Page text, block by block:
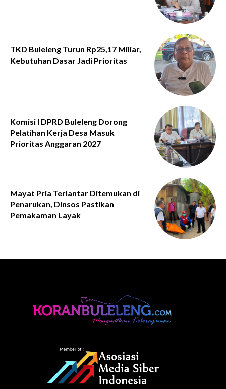
TKD Buleleng Turun Rp25,17 Miliar,
Kebutuhan Dasar Jadi Prioritas
Komisi I DPRD Buleleng Dorong
Pelatihan Kerja Desa Masuk
Prioritas Anggaran 2027
Mayat Pria Terlantar Ditemukan di
Penarukan, Dinsos Pastikan
Pemakaman Layak